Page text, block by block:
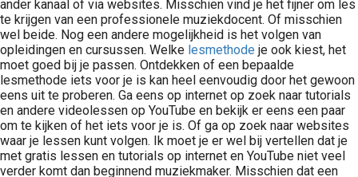
ander kanaal of via websites. Misschien vind je het fijner om les
te krijgen van een professionele muziekdocent. Of misschien
wel beide. Nog een andere mogelijkheid is het volgen van
opleidingen en cursussen. Welke lesmethode je ook kiest, het
moet goed bij je passen. Ontdekken of een bepaalde
lesmethode iets voor je is kan heel eenvoudig door het gewoon
eens uit te proberen. Ga eens op internet op zoek naar tutorials
en andere videolessen op YouTube en bekijk er eens een paar
om te kijken of het iets voor je is. Of ga op zoek naar websites
waar je lessen kunt volgen. Ik moet je er wel bij vertellen dat je
met gratis lessen en tutorials op internet en YouTube niet veel
verder komt dan beginnend muziekmaker. Misschien dat een